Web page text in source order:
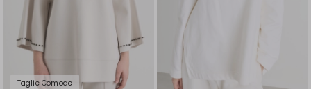
Taglie Comode